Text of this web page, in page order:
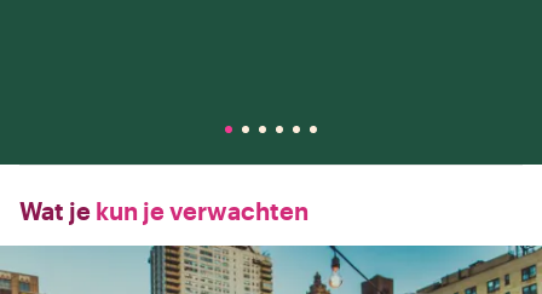
Wat je kun je verwachten